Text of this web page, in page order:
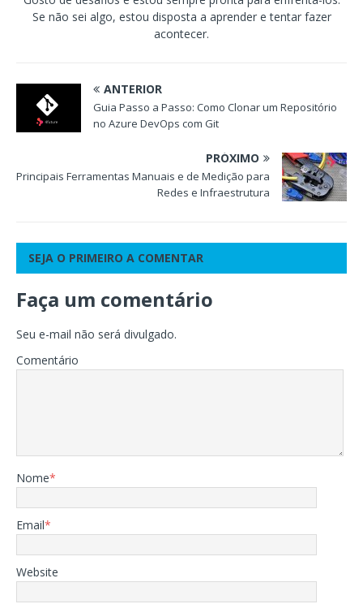
Se não sei algo, estou disposta a aprender e tentar fazer
acontecer.
ANTERIOR
Guia Passo a Passo: Como Clonar um Repositório
no Azure DevOps com Git
PRÓXIMO
Principais Ferramentas Manuais e de Medição para
Redes e Infraestrutura
SEJA O PRIMEIRO A COMENTAR
Faça um comentário
Seu e-mail não será divulgado.
Comentário
Nome*
Email*
Website